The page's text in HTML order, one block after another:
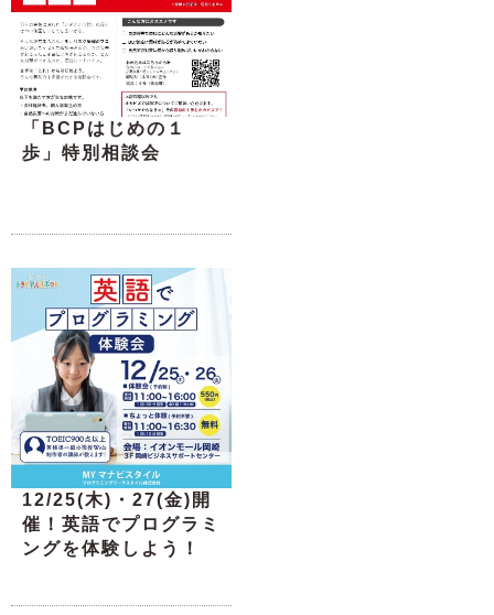
「BCPはじめの１
歩」特別相談会
12/25(木)・27(金)開
催！英語でプログラミ
ングを体験しよう！